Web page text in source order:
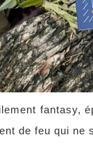
fantasy,
de feu qui ne